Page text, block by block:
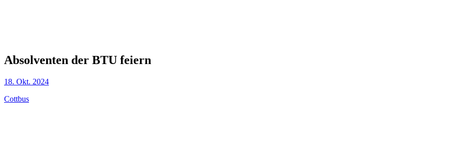
Absolventen der BTU feiern
18. Okt. 2024
Cottbus